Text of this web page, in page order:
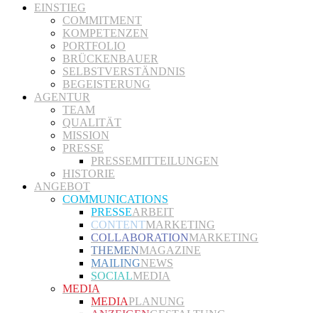
EINSTIEG
COMMITMENT
KOMPETENZEN
PORTFOLIO
BRÜCKENBAUER
SELBSTVERSTÄNDNIS
BEGEISTERUNG
AGENTUR
TEAM
QUALITÄT
MISSION
PRESSE
PRESSEMITTEILUNGEN
HISTORIE
ANGEBOT
COMMUNICATIONS
PRESSEARBEIT
CONTENTMARKETING
COLLABORATIONMARKETING
THEMENMAGAZINE
MAILINGNEWS
SOCIALMEDIA
MEDIA
MEDIAPLANUNG